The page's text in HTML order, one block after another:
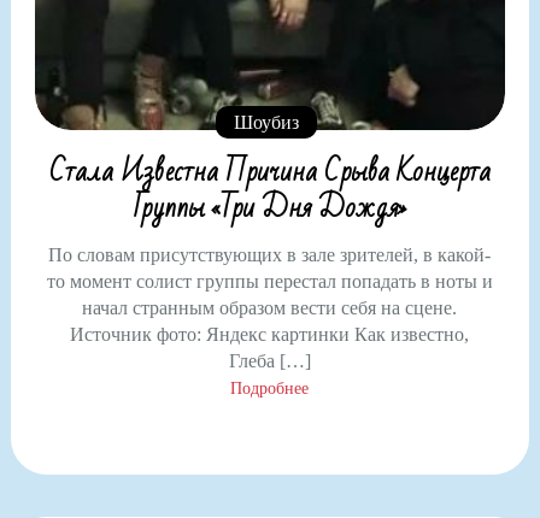
Шоубиз
Стала Известна Причина Срыва Концерта
Группы «Три Дня Дождя»
По словам присутствующих в зале зрителей, в какой-
то момент солист группы перестал попадать в ноты и
начал странным образом вести себя на сцене.
Источник фото: Яндекс картинки Как известно,
Глеба […]
Подробнее